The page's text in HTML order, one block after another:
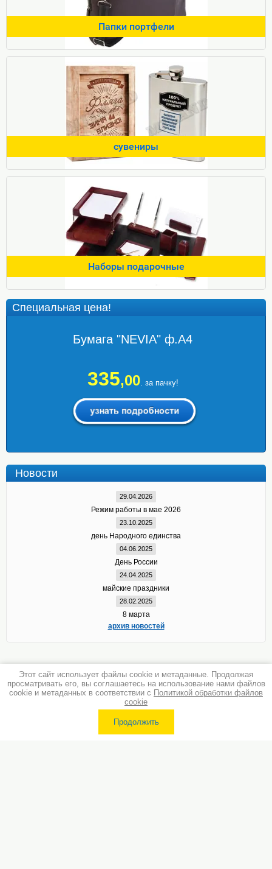
Специальная цена!
Бумага "NEVIA" ф.А4
335,00. за пачку!
Новости
29.04.2026
Режим работы в мае 2026
23.10.2025
день Народного единства
04.06.2025
День России
24.04.2025
майские праздники
28.02.2025
8 марта
архив новостей
Папки портфели
сувениры
Наборы подарочные
Этот сайт использует файлы cookie и метаданные. Продолжая
просматривать его, вы соглашаетесь на использование нами файлов
cookie и метаданных в соответствии с Политикой обработки файлов
cookie
Продолжить